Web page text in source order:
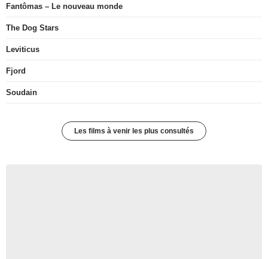
Fantômas – Le nouveau monde
The Dog Stars
Leviticus
Fjord
Soudain
Les films à venir les plus consultés